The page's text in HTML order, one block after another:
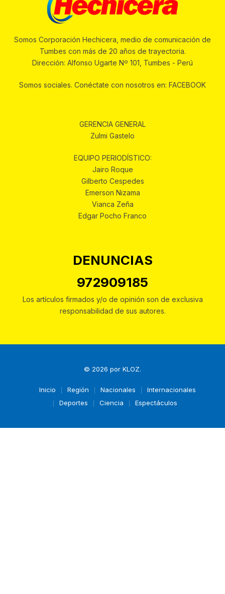
Somos Corporación Hechicera, medio de comunicación de
Tumbes con más de 20 años de trayectoria.
Dirección: Alfonso Ugarte Nº 101, Tumbes - Perú
Somos sociales. Conéctate con nosotros en: FACEBOOK
GERENCIA GENERAL
Zulmi Gastelo
EQUIPO PERIODÍSTICO:
Jairo Roque
Gilberto Cespedes
Emerson Nizama
Vianca Zeña
Edgar Pocho Franco
DENUNCIAS
972909185
Los artículos firmados y/o de opinión son de exclusiva
responsabilidad de sus autores.
© 2026 por KLOZ.
Inicio Región Nacionales
Internacionales
Deportes
Ciencia Espectáculos